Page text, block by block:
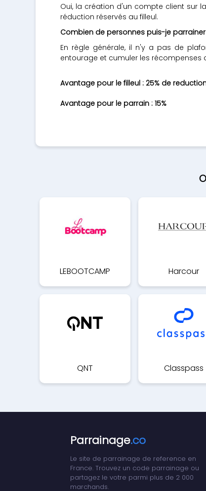
Oui, la création d'un compte client sur
réduction réservés au filleul.
Combien de personnes puis-je
En règle générale, il n'y a pas de
entourage et cumuler les
Avantage pour le filleul : 25% de
Avantage pour le parrain : 15%
LEBOOTCAMP Harcour
QNT Classpass
Parrainage.co
Le site de parrainage de reference en
France. Trouvez un code parrainage ou
partagez le votre parmi plus de 2 000
marchands.